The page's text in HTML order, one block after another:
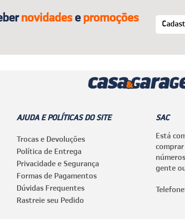
novidadesepromoções
AJUDA E POLÍTICAS DO SITE
Trocas e Devoluções
Política de Entrega
Privacidade e Segurança
Formas de Pagamentos
Dúvidas Frequentes
Rastreie seu Pedido
SAC
Está
gente